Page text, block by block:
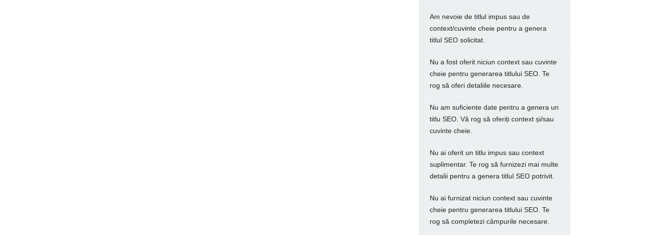
Am nevoie de titlul impus sau de
context/cuvinte cheie pentru a genera
titlul SEO solicitat.
Nu a fost oferit niciun context sau cuvinte
cheie pentru generarea titlului SEO. Te
rog să oferi detaliile necesare.
Nu am suficiente date pentru a genera un
titlu SEO. Vă rog să oferiți context și/sau
cuvinte cheie.
Nu ai oferit un titlu impus sau context
suplimentar. Te rog să furnizezi mai multe
detalii pentru a genera titlul SEO potrivit.
Nu ai furnizat niciun context sau cuvinte
cheie pentru generarea titlului SEO. Te
rog să completezi câmpurile necesare.